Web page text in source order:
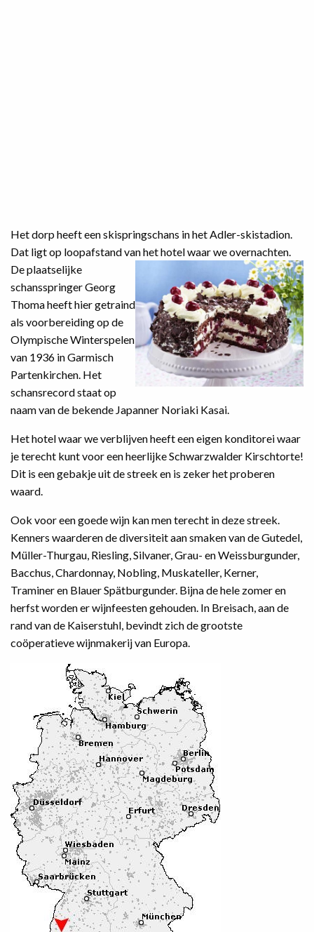
Het dorp heeft een skispringschans in het Adler-skistadion.
Dat ligt op loopafstand van het hotel waar weovernachten.
De plaatselijke
schansspringer Georg
Thoma heeft hier getraind
als voorbereiding op de
Olympische Winterspelen
van 1936 in Garmisch
Partenkirchen. Het
schansrecord staat op
naam van de bekende Japanner Noriaki Kasai.
Het hotel waar we verblijven heeft een eigen konditorei waar
je terecht kunt voor een heerlijke Schwarzwalder Kirschtorte!
Dit is een gebakje uit de streek en is zeker het proberen
waard.
Ook voor een goede wijn kan men terecht in deze streek.
Kenners waarderen de diversiteit aan smaken van de Gutedel,
Müller-Thurgau, Riesling, Silvaner, Grau- en Weissburgunder,
Bacchus, Chardonnay, Nobling, Muskateller, Kerner,
Traminer en Blauer Spätburgunder. Bijna de hele zomer en
herfst worden er wijnfeesten gehouden. In Breisach, aan de
rand van de Kaiserstuhl, bevindt zich de grootste
coöperatieve wijnmakerij van Europa.